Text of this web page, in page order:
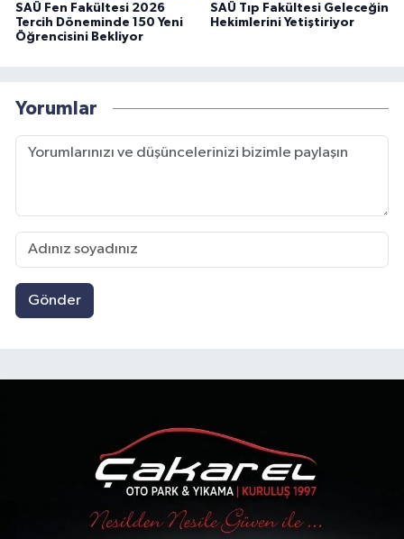
SAÜ Fen Fakültesi 2026
Tercih Döneminde 150 Yeni
Öğrencisini Bekliyor
SAÜ Tıp Fakültesi Geleceğin
Hekimlerini Yetiştiriyor
Yorumlar
Gönder